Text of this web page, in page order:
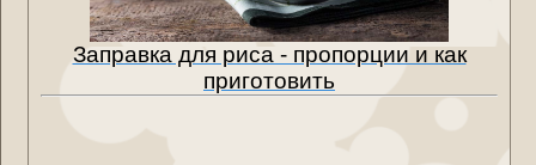
Заправка для риса - пропорции и как
приготовить